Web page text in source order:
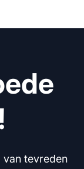
van tevreden